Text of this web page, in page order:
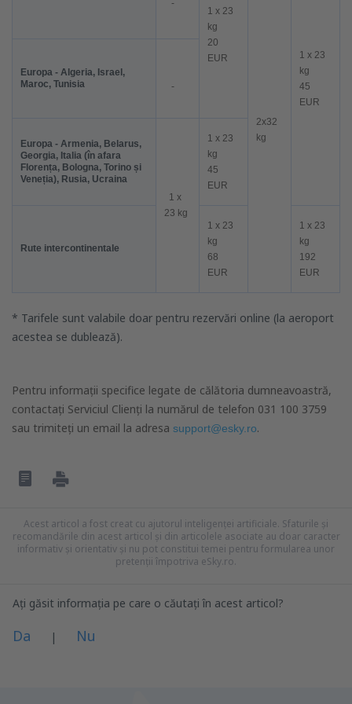
-
1 x 23
kg
20
EUR
2x32
kg
1 x 23
kg
45
EUR
Europa - Algeria, Israel,
Maroc, Tunisia
-
Europa - Armenia, Belarus,
Georgia, Italia (în afara
Florența, Bologna, Torino și
Veneția), Rusia, Ucraina
1 x
23 kg
1 x 23
kg
45
EUR
Rute intercontinentale
1 x 23
kg
68
EUR
1 x 23
kg
192
EUR
* Tarifele sunt valabile doar pentru rezervări online (la aeroport
acestea se dublează).
Pentru informații specifice legate de călătoria dumneavoastră,
contactați Serviciul Clienți la numărul de telefon 031 100 3759
sau trimiteți un email la adresa support@esky.ro.
Acest articol a fost creat cu ajutorul inteligenței artificiale. Sfaturile și
recomandările din acest articol și din articolele asociate au doar caracter
informativ și orientativ și nu pot constitui temei pentru formularea unor
pretenții împotriva eSky.ro.
Ați găsit informația pe care o căutați în acest articol?
Da | Nu